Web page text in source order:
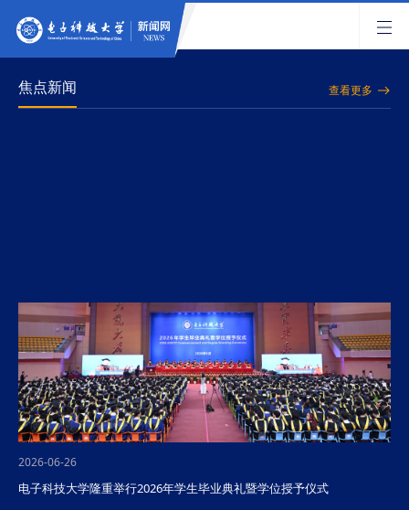
焦点新闻 查看更多
2026-06-26
电子科技大学隆重举行2026年学生毕业典礼暨学位授予仪式